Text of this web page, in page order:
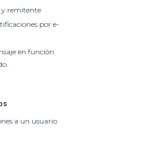
remitente
por e-
en función
a un usuario